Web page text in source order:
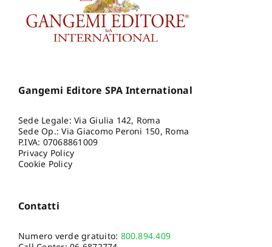
Gangemi Editore SPA International
Sede Legale: Via Giulia 142, Roma
Sede Op.: Via Giacomo Peroni 150, Roma
P.IVA: 07068861009
Privacy Policy
Cookie Policy
Contatti
Numero verde gratuito: 800.894.409